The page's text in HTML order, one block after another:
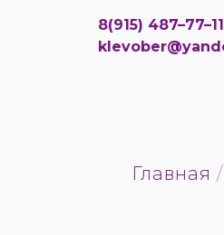
8(915) 487–77–11
Главная /